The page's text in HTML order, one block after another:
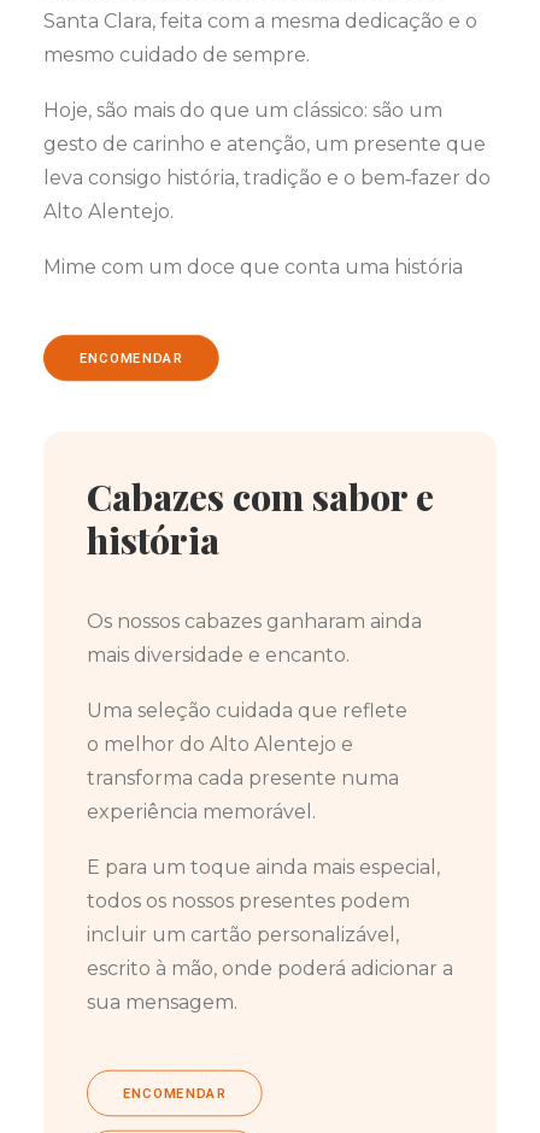
Santa Clara, feita com a mesma dedicação e o
mesmo cuidado de sempre.
Hoje, são mais do que um clássico: são um
gesto de carinho e atenção, um presente que
leva consigo história, tradição e o bem‑fazer do
Alto Alentejo.
Mime com um doce que conta uma história
ENCOMENDAR
Cabazes com sabor e
história
Os nossos cabazes ganharam ainda
mais diversidade e encanto.
Uma seleção cuidada que reflete
o melhor do Alto Alentejo e
transforma cada presente numa
experiência memorável.
E para um toque ainda mais especial,
todos os nossos presentes podem
incluir um cartão personalizável,
escrito à mão, onde poderá adicionar a
sua mensagem.
ENCOMENDAR